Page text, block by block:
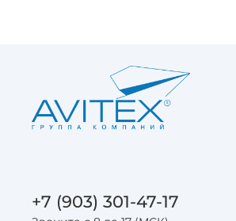
+7 (903) 301-47-17